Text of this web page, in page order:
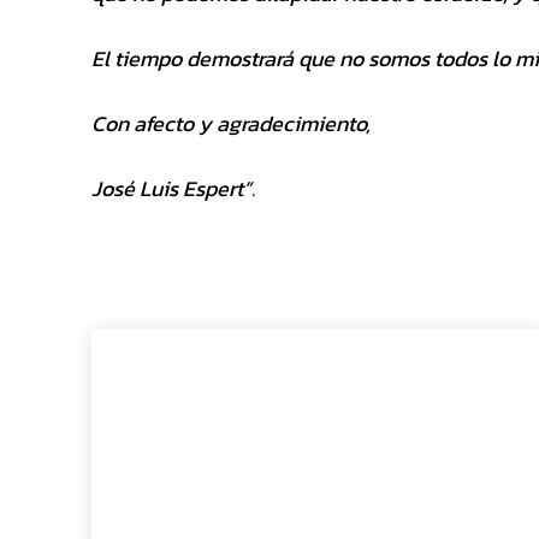
El tiempo demostrará que no somos todos lo
Con afecto y agradecimiento,
José Luis Espert”.